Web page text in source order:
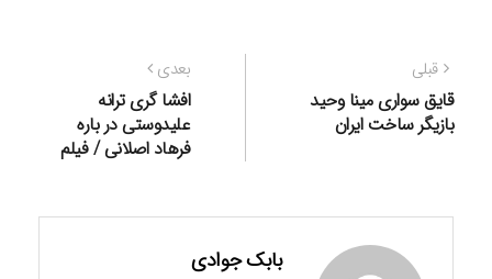
راهبری
نوشته
قبلی
قبلی:
قایق سواری مینا وحید
بازیگر ساخت ایران
بعدی
بعدی:
افشا گری ترانه
علیدوستی در باره
فرهاد اصلانی / فیلم
بابک جوادی